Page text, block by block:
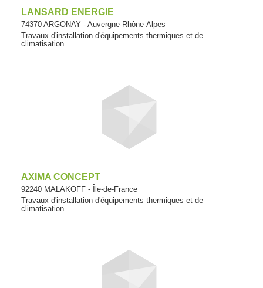
LANSARD ENERGIE
74370 ARGONAY - Auvergne-Rhône-Alpes
Travaux d'installation d'équipements thermiques et de
climatisation
AXIMA CONCEPT
92240 MALAKOFF - Île-de-France
Travaux d'installation d'équipements thermiques et de
climatisation